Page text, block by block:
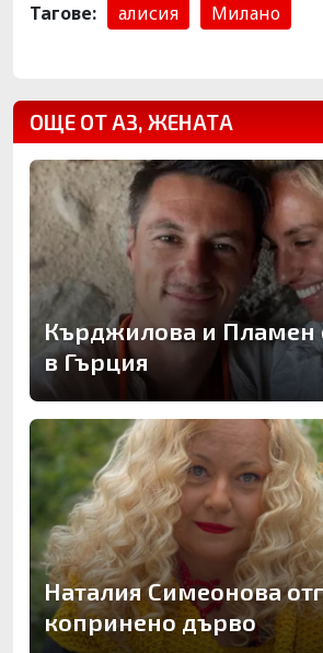
Тагове: алисия Милано
ОЩЕ ОТ АЗ, ЖЕНАТА
Кърджилова и Пламен
в Гърция
Наталия Симеонова
копринено дърво